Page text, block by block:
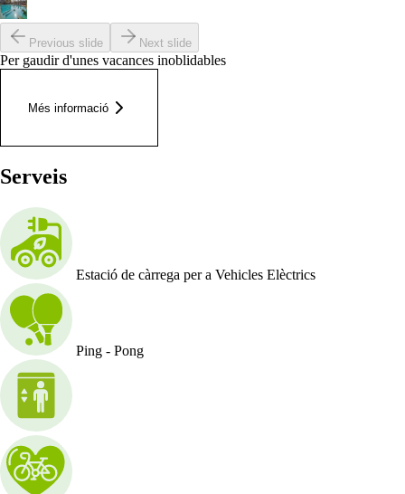
Previous slide Next slide
Per gaudir d'unes vacances inoblidables
Més informació
Serveis
Estació de càrrega per a Vehicles Elèctrics
Ping - Pong